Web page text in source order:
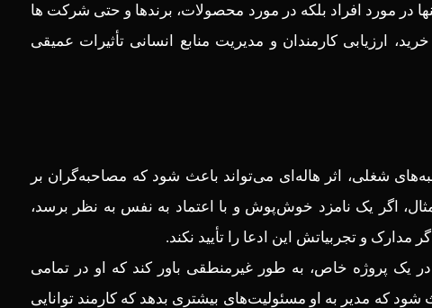
در مورد افراد بلکه در مورد محصولات، برندها و حتی شرکت ‌ها
ارزیابی کارمندان و مدیریت منابع انسانی تأثیرات عمیقی
شغلی، اثر هاله‌ای می‌تواند باعث شود که مصاحبه‌گران بر
اگر یک نامزد خوش‌پوش و با اعتماد به نفس به نظر برسد،
و تجربیاتش این ادعا را تأیید نکند.
یک پروژه خاص، به طور غیرمنطقی باور کند که او در تمامی
که مدیر به او مسئولیت‌های بیشتری بدهد که کارمند توانایی